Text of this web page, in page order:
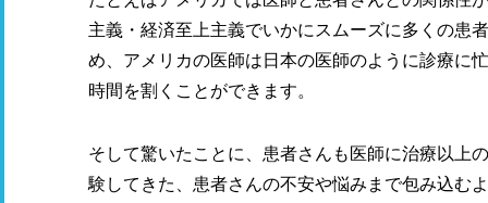
主義・経済至上主義でいかにスムーズに多くの患
め、アメリカの医師は日本の医師のように診療に
時間を割くことができます。
そして驚いたことに、患者さんも医師に治療以上
験してきた、患者さんの不安や悩みまで包み込む